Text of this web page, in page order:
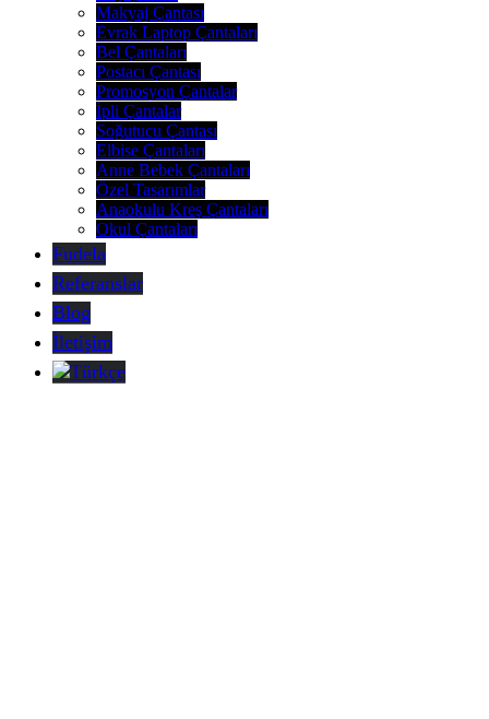
Makyaj Çantası
Evrak Laptop Çantaları
Bel Çantaları
Postacı Çantası
Promosyon Çantalar
İpli Çantalar
Soğutucu Çantası
Elbise Çantaları
Anne Bebek Çantaları
Özel Tasarımlar
Anaokulu Kreş Çantaları
Okul Çantaları
Fudela
Referanslar
Blog
İletişim
Türkçe